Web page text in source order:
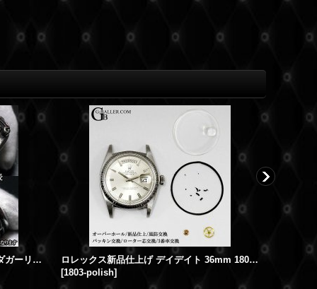
クロムハーツ いぶし加工 指輪 ダガーリング カスタム CHROME HEARTS 修理加工
ロレックス新品仕上げ デイデイト 36mm 1803 18KWG ケース磨き加工
[1803-polish]